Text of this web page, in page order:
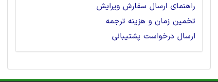
راهنمای ارسال سفارش ویرایش
تخمین زمان و هزینه ترجمه
ارسال درخواست پشتیبانی